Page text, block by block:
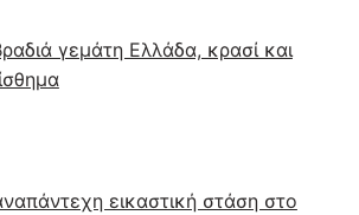
γεμάτη Ελλάδα, κρασί και
εικαστική στάση στο